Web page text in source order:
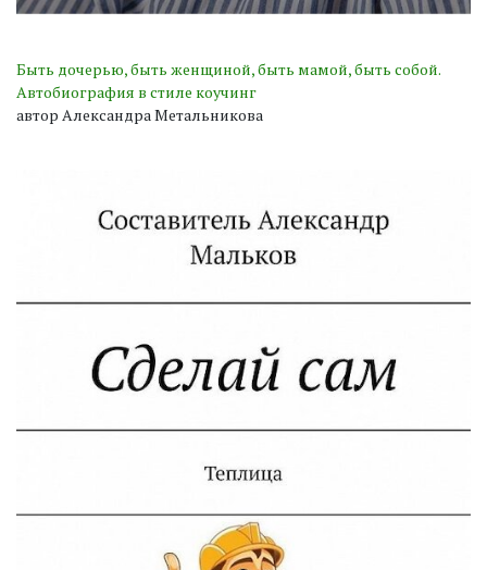
Быть дочерью, быть женщиной, быть мамой, быть собой.
Автобиография в стиле коучинг
автор Александра Метальникова